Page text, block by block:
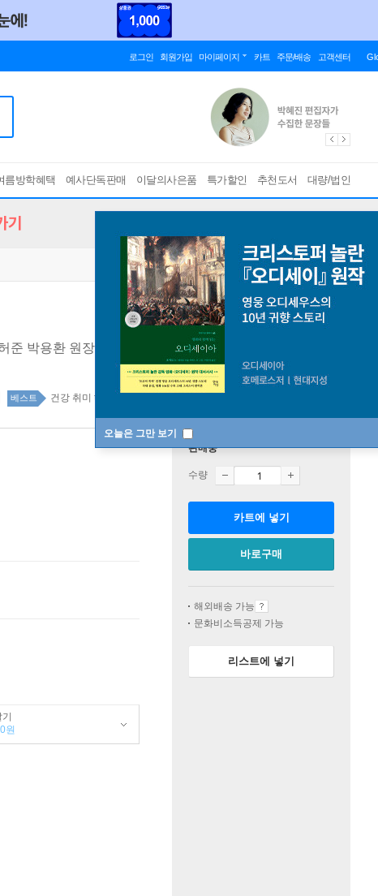
로그인 회원가입 마이페이지 카트 주문/배송 고객센터
름방학혜택 예사단독판매 이달의사은품 특가할인 추천도서 대량/법인
오늘은 그만 보기
기
준 박용환 원장의 3대 핵심 면역법[ 개정판 ]
베스트 건강 취미 top100 1주
원
판매중
수량
카트에 넣기
바로구매
해외배송 가능
문화비소득공제 가능
리스트에 넣기